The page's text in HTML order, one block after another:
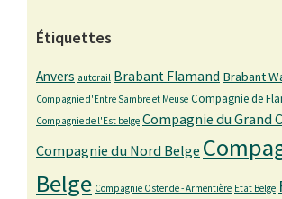
Étiquettes
Anvers autorail Brabant Flamand Brabant
Compagnie d'Entre Sambre et Meuse Compagnie de
Compagnie de l'Est belge Compagnie du Grand
Compagnie du Nord Belge
Belge Compagnie Ostende - Armentière Etat Belge